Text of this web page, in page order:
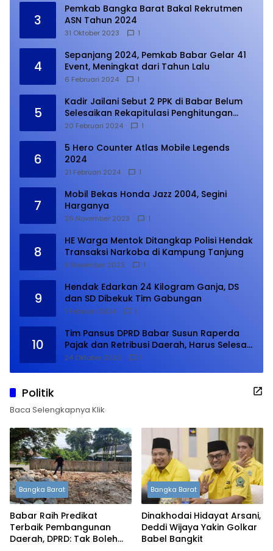
3
Pemkab Bangka Barat Bakal Rekrutmen
ASN Tahun 2024
31 Oktober 2023 1
4
Sepanjang 2024, Pemkab Babar Gelar 41
Event, Meningkat dari Tahun Lalu
6 Februari 2024 1
5
Kadir Jailani Sebut 2 PPK di Babar Belum
Selesaikan Rekapitulasi Penghitungan
Suara
20 Februari 2024 1
6
5 Hero Counter Atlas Mobile Legends
2024
21 Februari 2024 1
7
Mobil Bekas Honda Jazz 2004, Segini
Harganya
26 November 2023 1
8
HE Warga Mentok Ditangkap Polisi Hendak
Transaksi Narkoba di Kampung Tanjung
9 November 2023 1
9
Hendak Edarkan 24 Kilogram Ganja, DS
dan SD Dibekuk Tim Gabungan
1 Februari 2024 1
10
Tim Pansus DPRD Babar Susun Raperda
Pajak dan Retribusi Daerah, Harus Selesai
Januari 2024
24 Oktober 2023 1
Politik
Baca Selengkapnya Klik
Bangka Barat
Babar Raih Predikat
Terbaik Pembangunan
Daerah, DPRD: Tak Boleh
Bangka Barat
Dinakhodai Hidayat Arsani,
Deddi Wijaya Yakin Golkar
Babel Bangkit